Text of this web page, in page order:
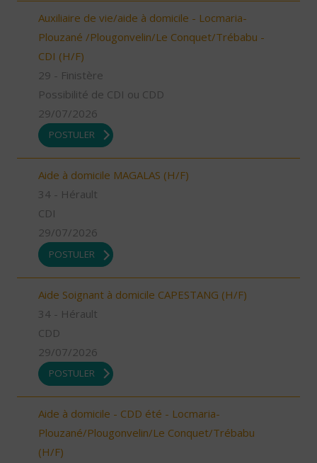
Auxiliaire de vie/aide à domicile - Locmaria-
Plouzané /Plougonvelin/Le Conquet/Trébabu -
CDI (H/F)
29 - Finistère
Possibilité de CDI ou CDD
29/07/2026
POSTULER
Aide à domicile MAGALAS (H/F)
34 - Hérault
CDI
29/07/2026
POSTULER
Aide Soignant à domicile CAPESTANG (H/F)
34 - Hérault
CDD
29/07/2026
POSTULER
Aide à domicile - CDD été - Locmaria-
Plouzané/Plougonvelin/Le Conquet/Trébabu
(H/F)